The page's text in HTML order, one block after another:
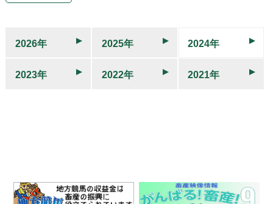
2026年 2025年 2024年
2023年 2022年 2021年